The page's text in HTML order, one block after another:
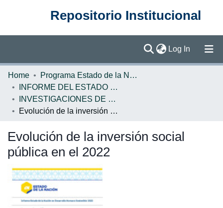
Repositorio Institucional
Log In (current)
Communities & Collections
Statistics
Home
Programa Estado de la Nación (PEN)
INFORME DEL ESTADO DE LA NACION
INVESTIGACIONES DE BASE EN
Evolución de la inversión social pública en el 2022
Evolución de la inversión social
pública en el 2022